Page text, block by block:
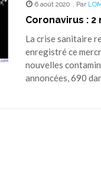
6 août 2020 , Par
Coronavirus :
La crise sanitaire
enregistré ce
nouvelles
annoncées, 690